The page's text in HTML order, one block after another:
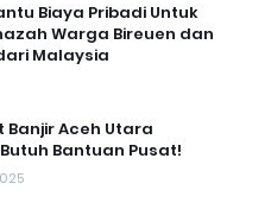
Biaya Pribadi Untuk
Warga Bireuen dan
Malaysia
Aceh Utara
Bantuan Pusat!